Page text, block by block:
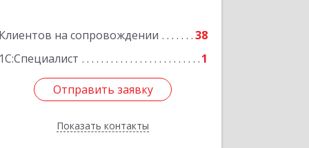
Клиентов на сопровождении
38
1С:Специалист
1
Отправить заявку
Показать контакты
Отправить заявку
Назад